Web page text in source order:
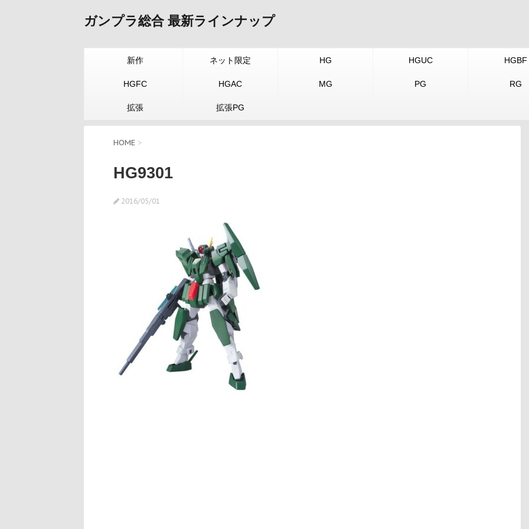
ガンプラ総合 最新ラインナップ
新作 ネット限定 HG HGUC HGBF
HGFC HGAC MG PG RG
拡張 拡張PG
HOME >
HG9301
2016/05/01